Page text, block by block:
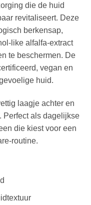
die de huid
revitaliseert. Deze
berkensap,
alfalfa‑extract
te beschermen. De
vegan en
huid.
laagje achter en
Perfect als dagelijkse
die kiest voor een